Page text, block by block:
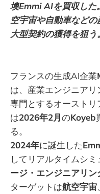
墺Emmi AIを買収した
空宇宙や自動車など
大型契約の獲得を狙う。
フランスの生成AI企業
は、産業エンジニア
専門とするオーストリ
は2026年2月のKoyeb
る。
2024年に誕生した
してリアルタイムシ
ージ・エンジニアリン
ターゲットは航空宇宙、